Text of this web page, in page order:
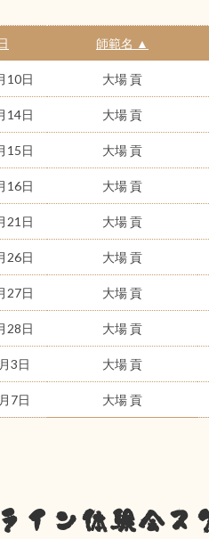
師範名 ▲
10日 大場 貢
14日 大場 貢
15日 大場 貢
16日 大場 貢
21日 大場 貢
26日 大場 貢
27日 大場 貢
28日 大場 貢
3日 大場 貢
7日 大場 貢
イン体験会ス